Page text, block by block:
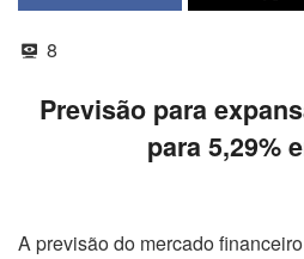
8
Previsão para
para 5,29%
A previsão do mercado